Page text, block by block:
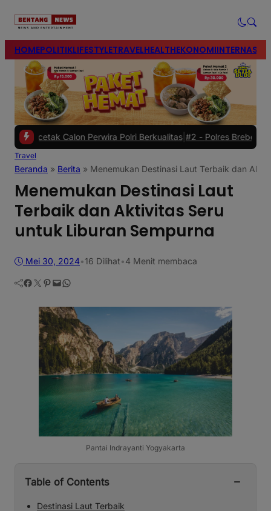
HOMEPOLITIKLIFESTYLETRAVELHEALTHEKONOMI
Perwira Polri Berkualitas|#2 -Polres Brebes Dalami
Travel
Beranda » Berita » Menemukan Destinasi Laut Terbaik dan
Menemukan Destinasi Laut
Terbaik dan Aktivitas Seru
untuk Liburan Sempurna
Mei 30, 2024•16 Dilihat•4 Menit membaca
Facebook Twitter Pinterest Mail WhatsApp
Pantai Indrayanti Yogyakarta
Table of Contents −
Destinasi Laut Terbaik